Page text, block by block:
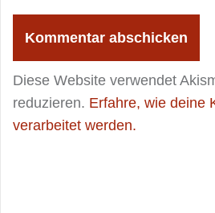
Diese Website verwendet
reduzieren. Erfahre, wie deine
verarbeitet werden.